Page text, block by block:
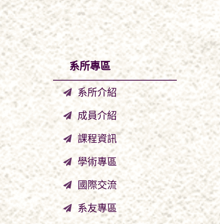
系所專區
系所介紹
成員介紹
課程資訊
學術專區
國際交流
系友專區